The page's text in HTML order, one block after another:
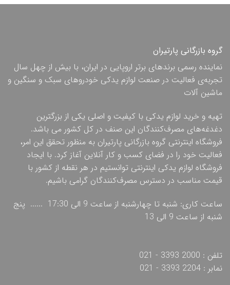
گروه بازرگانی پارتیران
نماینده رسمی برندهای برتر اروپایی در ایران، با بیش از چهل سال
تجربه‌ی فعالیت در صنعت لوازم یدکی خودروهای سبک و سنگین و
ماشین آلات
تهیه و خرید لوازم یدکی با کیفیت و اصلی یکی از بزرگترین
دغدغه‌های مصرف‌کنندگان این صنف در کل کشور می باشد.
فروشگاه اینترنتی گروه بازرگانی پارتیران به منظور تحقق این امر،
فعالیت خود را در فضای کسب و کار آنلاین آغاز کرد. با ایجاد
فروشگاه لوازم یدکی اینترنتی توانستیم در هر نقطه از کشور با
قیمت مناسب در دسترس مصرف‌کنندگان گرامی باشیم.
ساعت کاری: شنبه تا چهارشنبه از ساعت 9 الی 17:30 ...... پنج
شنبه از ساعت 9 الی 13
تلفن : 2000 3393 - 021
نمابر : 2204 3393 - 021